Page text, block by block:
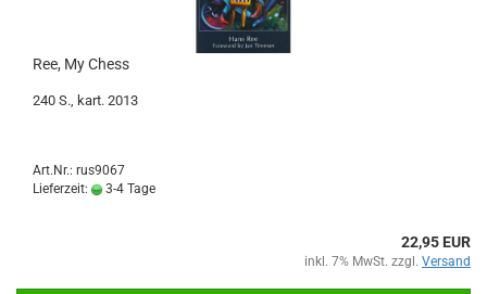
Ree, My Chess
240 S., kart. 2013
Art.Nr.: rus9067
Lieferzeit:
3-4 Tage
22,95 EUR
inkl. 7% MwSt. zzgl. Versand